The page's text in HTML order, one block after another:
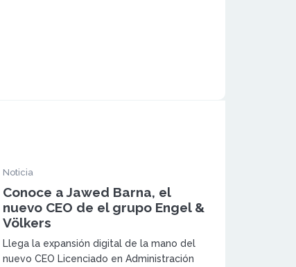
Noticia
Conoce a Jawed Barna, el
nuevo CEO de el grupo Engel &
Völkers
Llega la expansión digital de la mano del
nuevo CEO Licenciado en Administración